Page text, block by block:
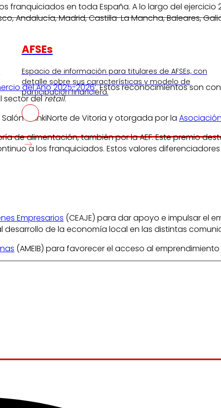
AFSEs
Espacio de información para titulares de AFSEs, con
detalle sobre sus características y modelo de
participación financiera.
franquiciados en toda España. A lo largo del
Andalucía, Madrid, Castilla-La Mancha, Baleares,
del Año 2025-2026’. Estos reconocimientos son
sector delretail.
FrankiNorte de Vitoria y otorgada por la
de alimentación, también por la AEF. Este premio
a los franquiciados. Estos valores
Empresarios (CEAJE) para dar apoyo e impulsar el
desarrollo de la economía local en las distintas
(AMEIB) para favorecer el acceso al